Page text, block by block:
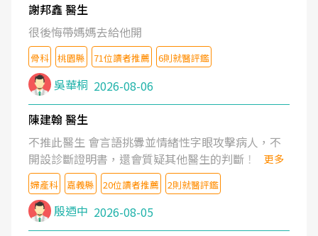
謝邦鑫 醫生
很後悔帶媽媽去給他開
骨科 桃園縣 71位讀者推薦 6則就醫評鑑
吳華桐 2026-08-06
陳建翰 醫生
不推此醫生 會言語挑釁並情緒性字眼攻擊病人，不
開設診斷證明書，還會質疑其他醫生的判斷！
更多
婦產科 嘉義縣 20位讀者推薦 2則就醫評鑑
殷迺中 2026-08-05